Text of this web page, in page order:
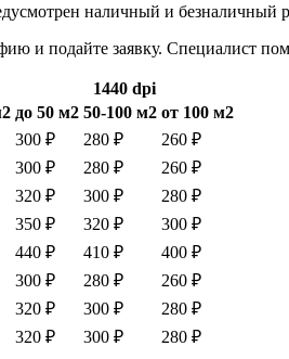
наличный и безналичный
и подайте заявку. Специалист
1440 dpi
до 50 м2 50-100 м2 от 100 м2
300 ₽ 280 ₽
260 ₽
300 ₽ 280 ₽
260 ₽
320 ₽ 300 ₽
280 ₽
350 ₽ 320 ₽
300 ₽
440 ₽ 410 ₽
400 ₽
300 ₽ 280 ₽
260 ₽
320 ₽ 300 ₽
280 ₽
320 ₽ 300 ₽ 280 ₽